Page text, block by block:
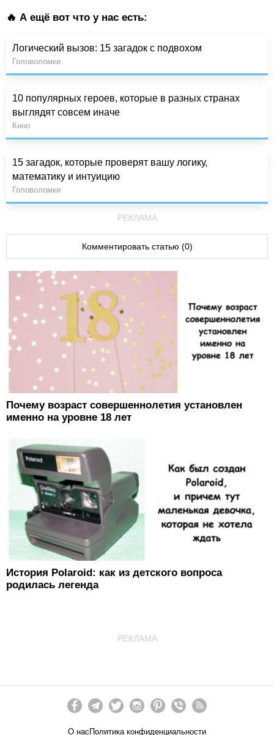
🔥 А ещё вот что у нас есть:
Логический вызов: 15 загадок с подвохом
Головоломки
10 популярных героев, которые в разных странах
выглядят совсем иначе
Кино
15 загадок, которые проверят вашу логику,
математику и интуицию
Головоломки
РЕКЛАМА
Комментировать статью (0)
Почему возраст совершеннолетия установлен
именно на уровне 18 лет
История Polaroid: как из детского вопроса
родилась легенда
РЕКЛАМА
О нас Политика конфиденциальности